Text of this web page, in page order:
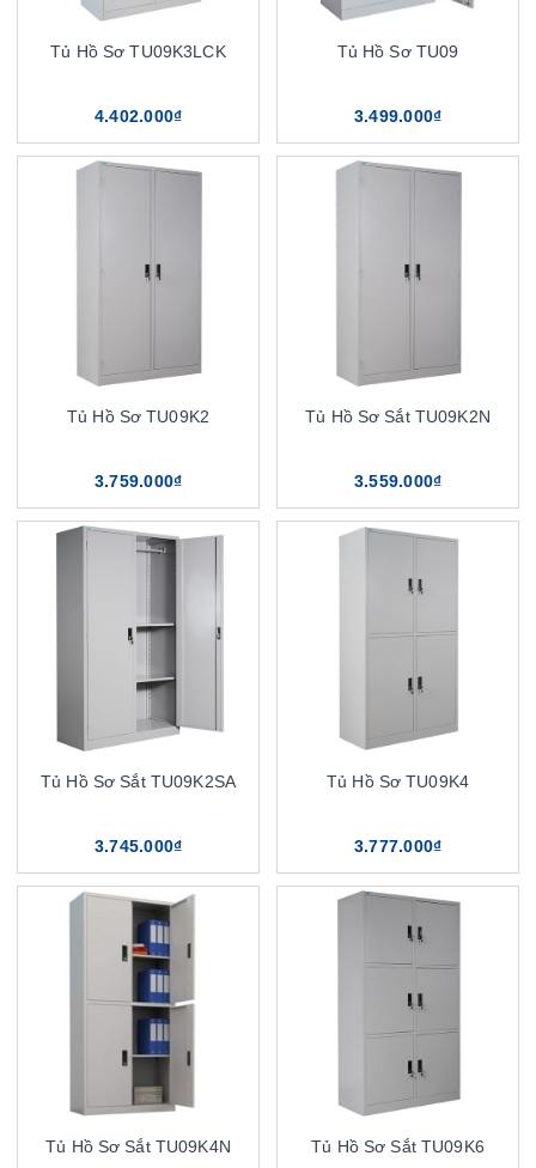
Tủ Hồ Sơ TU09K3LCK
4.402.000₫
Tủ Hồ Sơ TU09
3.499.000₫
Tủ Hồ Sơ TU09K2
3.759.000₫
Tủ Hồ Sơ Sắt TU09K2N
3.559.000₫
Tủ Hồ Sơ Sắt TU09K2SA
3.745.000₫
Tủ Hồ Sơ TU09K4
3.777.000₫
Tủ Hồ Sơ Sắt TU09K4N Tủ Hồ Sơ Sắt TU09K6